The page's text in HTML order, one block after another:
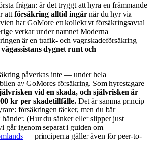
frågan: är det tryggt att hyra en främmande
att försäkring alltid ingår när du hyr via
har GoMore ett kollektivt försäkringsavtal
verkar under namnet Moderna
är en trafik- och vagnskadeförsäkring
vägassistans dygnet runt och
påverkas inte — under hela
av GoMores försäkring. Som hyrestagare
vid en skada, och självrisken är
kr per skadetillfälle. Det är samma princip
försäkringen täcker, men du bär
(Hur du sänker eller slipper just
går igenom separat i guiden om
— principerna gäller även för peer-to-